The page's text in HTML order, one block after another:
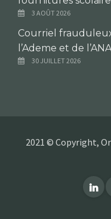
3 AOÛT 2026
Courriel
l’Ademe et de
30 JUILLET 2026
2021 © Copyright,